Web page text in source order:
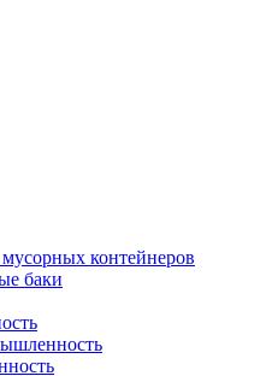
контейнеров
баки